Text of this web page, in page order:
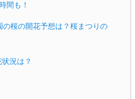
間も！
の桜の開花予想は？桜まつりの
況は？